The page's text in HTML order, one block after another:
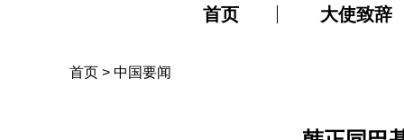
首页 大使致辞
首页 > 中国要闻